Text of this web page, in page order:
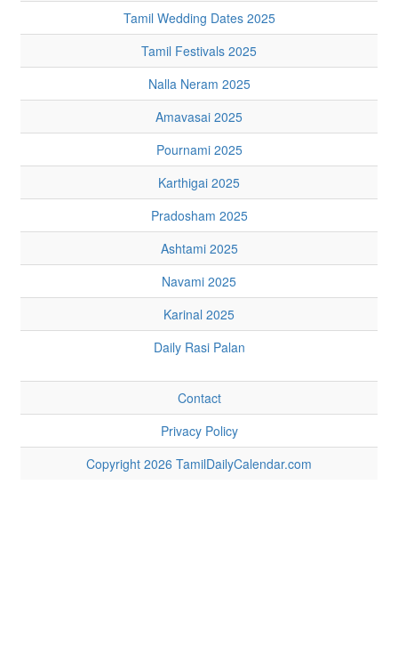
Tamil Wedding Dates 2025
Tamil Festivals 2025
Nalla Neram 2025
Amavasai 2025
Pournami 2025
Karthigai 2025
Pradosham 2025
Ashtami 2025
Navami 2025
Karinal 2025
Daily Rasi Palan
Contact
Privacy Policy
Copyright 2026 TamilDailyCalendar.com